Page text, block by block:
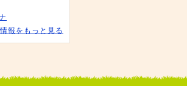
報をもっと見る